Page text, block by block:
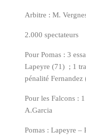
Arbitre : M.
2.000 spectateurs
Pour Pomas : 3
Lapeyre (71) ; 1
pénalité Fernandez
Pour les Falcons :
A.Garcia
Pomas : Lapeyre –